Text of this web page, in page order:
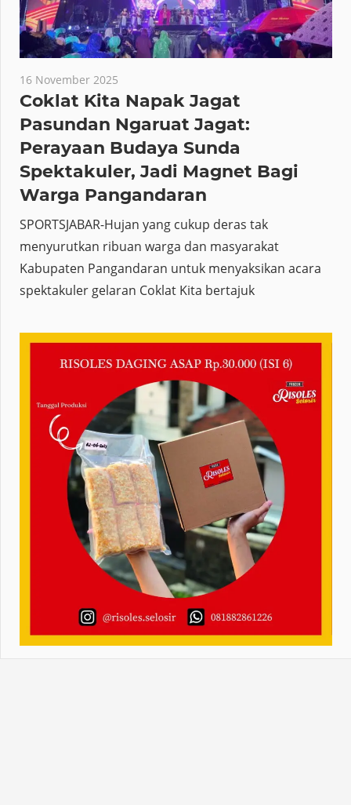
16 November 2025
Coklat Kita Napak Jagat
Pasundan Ngaruat Jagat:
Perayaan Budaya Sunda
Spektakuler, Jadi Magnet Bagi
Warga Pangandaran
SPORTSJABAR-Hujan yang cukup deras tak
menyurutkan ribuan warga dan masyarakat
Kabupaten Pangandaran untuk menyaksikan acara
spektakuler gelaran Coklat Kita bertajuk